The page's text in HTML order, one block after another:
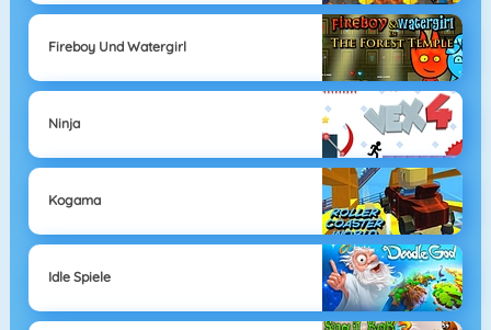
Fireboy Und Watergirl
Ninja
Kogama
Idle Spiele